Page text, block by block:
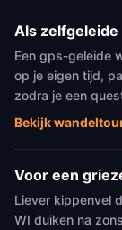
Als
Een gps-geleide
op je eigen tijd,
zodra je een
Bekijk
Voor een
Liever kippenvel
WI duiken na